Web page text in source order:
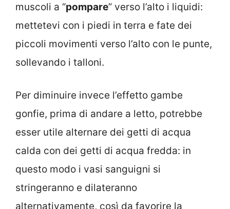
muscoli a “pompare” verso l’alto i liquidi:
mettetevi con i piedi in terra e fate dei
piccoli movimenti verso l’alto con le punte,
sollevando i talloni.
Per diminuire invece l’effetto gambe
gonfie, prima di andare a letto, potrebbe
esser utile alternare dei getti di acqua
calda con dei getti di acqua fredda: in
questo modo i vasi sanguigni si
stringeranno e dilateranno
alternativamente, così da favorire la